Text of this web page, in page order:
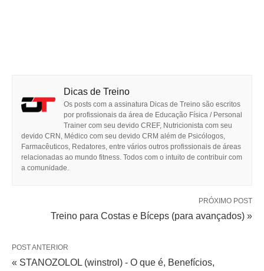
Dicas de Treino
Os posts com a assinatura Dicas de Treino são escritos
por profissionais da área de Educação Física / Personal
Trainer com seu devido CREF, Nutricionista com seu
devido CRN, Médico com seu devido CRM além de Psicólogos,
Farmacêuticos, Redatores, entre vários outros profissionais de áreas
relacionadas ao mundo fitness. Todos com o intuito de contribuir com
a comunidade.
PRÓXIMO POST
Treino para Costas e Bíceps (para avançados) »
POST ANTERIOR
« STANOZOLOL (winstrol) - O que é, Benefícios,